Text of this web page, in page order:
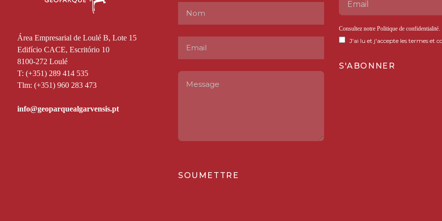
Área Empresarial de Loulé B, Lote 15
Edifício CACE, Escritório 10
8100-272 Loulé
T: (+351) 289 414 535
Tlm: (+351) 960 283 473
SOUMETTRE
Consultez notre Politique de confidentialité.
J'ai lu et j'accepte les termes et